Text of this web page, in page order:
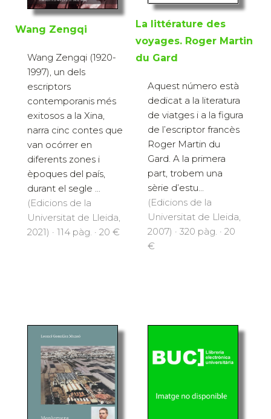
Wang Zengqi
Wang Zengqi (1920-
1997), un dels
escriptors
contemporanis més
exitosos a la Xina,
narra cinc contes que
van ocórrer en
diferents zones i
èpoques del país,
durant el segle ...
(Edicions de la
Universitat de Lleida,
2021) · 114 pàg. · 20 €
La littérature des
voyages. Roger Martin
du Gard
Aquest número està
dedicat a la literatura
de viatges i a la figura
de l’escriptor francès
Roger Martin du
Gard. A la primera
part, trobem una
sèrie d’estu...
(Edicions de la
Universitat de Lleida,
2007) · 320 pàg. · 20
€